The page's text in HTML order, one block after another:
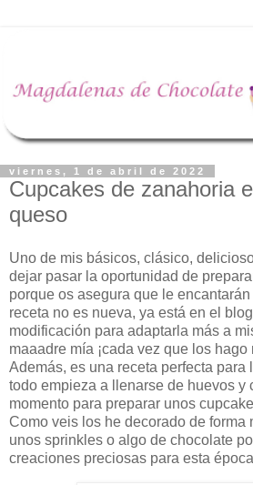
viernes, 1 de abril de 2022
Cupcakes de zanahoria
queso
Uno de mis básicos, clásico,
dejar pasar la oportunidad de
porque os asegura que le
receta no es nueva, ya está en el
modificación para adaptarla más a
maaadre mía ¡cada vez que los hago
Además, es una receta perfecta para
todo empieza a llenarse de huevos y
momento para preparar unos
Como veis los he decorado de forma
unos sprinkles o algo de chocolate
creaciones preciosas para esta